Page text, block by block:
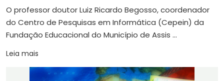
O professor doutor Luiz Ricardo Begosso, coordenador
do Centro de Pesquisas em Informática (Cepein) da
Fundação Educacional do Município de Assis ...
Leia mais